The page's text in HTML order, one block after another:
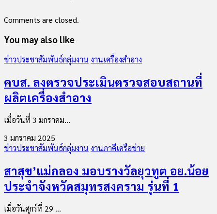
Comments are closed.
You may also like
ข่าวประชาสัมพันธ์กลุ่มงาน งานเครื่องสำอาง
คบส. ลงตรวจประเมินตรวจสอบสถานที่
ผลิตเครื่องสำอาง
เมื่อวันที่ 3 มกราคม...
3 มกราคม 2025
ข่าวประชาสัมพันธ์กลุ่มงาน งานภาคีเครือข่าย
สาสุข’แม่กลอง มอบรางวัลยุวทูต อย.น้อย
ประจำจังหวัดสมุทรสงคราม รุ่นที่ 1
เมื่อวันศุกร์ที่ 29 ...